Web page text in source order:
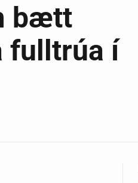
bætt
fulltrúa í